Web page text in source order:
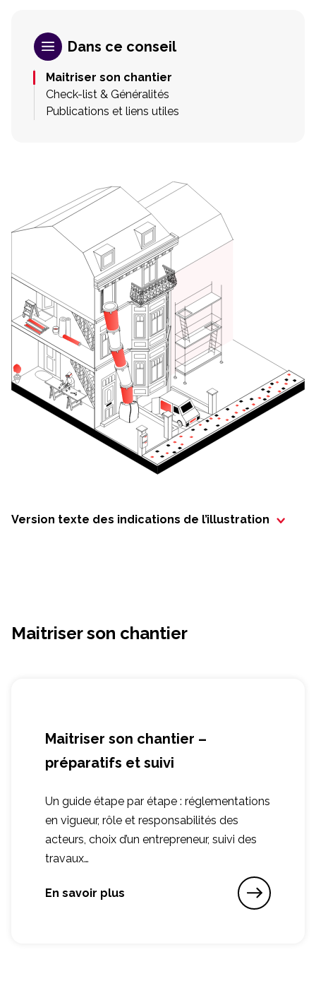
Dans ce conseil
Maitriser son chantier
Check-list & Généralités
Publications et liens utiles
Version texte des indications de l’illustration
Maitriser son chantier
Maitriser son chantier –
préparatifs et suivi
Un guide étape par étape : réglementations
en vigueur, rôle et responsabilités des
acteurs, choix d’un entrepreneur, suivi des
travaux…
En savoir plus